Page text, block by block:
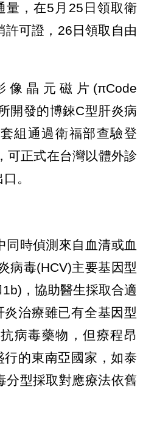
量，在5月25日領取衛
可證，26日領取自由
晶元磁片(πCode
開發的博錸C型肝炎病
組通過衛福部查驗登
可正式在台灣以體外診
。
同時偵測來自血清或血
病毒(HCV)主要基因型
，協助醫生採取合適
治療雖已有全基因型
病毒藥物，但療程昂
的東南亞國家，如泰
分型採取對應療法依舊